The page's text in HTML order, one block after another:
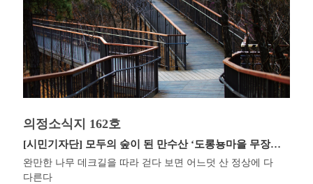
의정소식지 162호
[시민기자단] 모두의 숲이 된 만수산 ‘도롱뇽마을 무장애나눔길’
완만한 나무 데크길을 따라 걷다 보면 어느덧 산 정상에 다
다른다